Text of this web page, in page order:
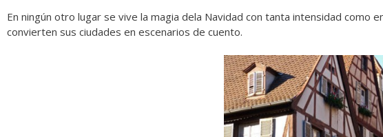
En ningún otro lugar se vive la magia dela Navidad con tanta intensidad
convierten sus ciudades en escenarios de cuento.